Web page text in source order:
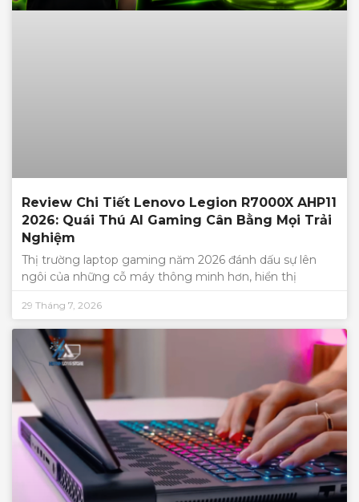
Review Chi Tiết Lenovo Legion R7000X AHP11
2026: Quái Thú AI Gaming Cân Bằng Mọi Trải
Nghiệm
Thị trường laptop gaming năm 2026 đánh dấu sự lên
ngôi của những cỗ máy thông minh hơn, hiển thị
29 Tháng 7, 2026